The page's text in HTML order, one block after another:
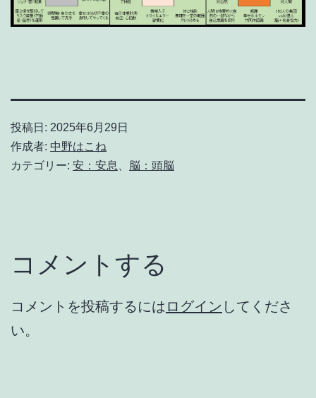
投稿日: 2025年6月29日
作成者: 中野はこね
カテゴリー: 安：安息 脳：頭脳
コメントする
コメントを投稿するには ログイン してくださ
い。